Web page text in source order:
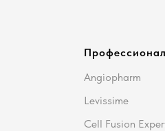
Angiopharm
Levissime
Cell Fusion